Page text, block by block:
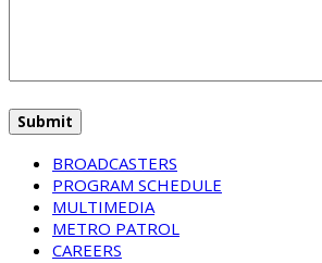
BROADCASTERS
PROGRAM SCHEDULE
MULTIMEDIA
METRO PATROL
CAREERS